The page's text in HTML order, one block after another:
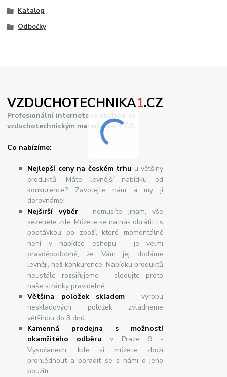
Katalog
Odbočky
VZDUCHOTECHNIKA1.CZ
Profesionální internetový obchod se
vzduchotechnickým materiálem v ČR.
Co nabízíme:
Nejlepší ceny na českém trhu u většiny
produktů. Máte levnější nabídku od
konkurence? Zavolejte nám a my ji
dorovnáme!
Nejširšívýběr- nemusíte jinam, vše
seženete zde. Můžete se na nás obrátit i s
poptávkou po zboží, které momentálně
není v nabídce eshopu - je velmi
pravděpodobné, že Vám jej dodáme
levněji, než konkurence. Nabídku produktů
neustále rozšiřujeme - sledujte proto
naše stránky pravidelně.
Většina položek skladem - výrobu
neskladových položek zvládneme
většinou do 3 dnů.
Kamenná prodejna s možností
okamžitého odběru v Praze 9 -
Vysočanech, kde si můžete zboží
prohlédnout a poradit se s námi o jeho
použití.